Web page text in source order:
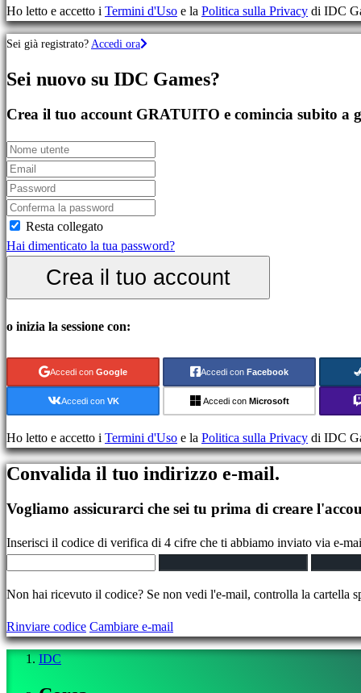
di
strategia
Giochi
avventura
Giochi
GDR
Giochi
di
sport
Giochi
Giochi
di
corsa
casual
Giochi
indie
Giochi
di
simulazione
Giochi
puzzle
picchiaduro
Demo
Community
Ho letto e accetto i Termini d'Uso e la Politica sulla Privacy di IDC
Sei già registrato? Accedi ora
Sei nuovo su IDC Games?
Crea il tuo account GRATUITO e comincia subito a
Resta collegato
Hai dimenticato la tua password?
Crea il tuo account
o inizia la sessione con:
Accedi con Google Accedi con Facebook
Accedi con VK Accedi con Microsoft
Ho letto e accetto i Termini d'Uso e la Politica sulla Privacy di IDC
Convalida il tuo indirizzo e-mail.
Vogliamo assicurarci che sei tu prima di creare
Inserisci il codice di verifica di 4 cifre che ti abbiamo inviato via e-
Non hai ricevuto il codice? Se non vedi l'e-mail, controlla la cartella
Rinviare codice Cambiare e-mail
IDC